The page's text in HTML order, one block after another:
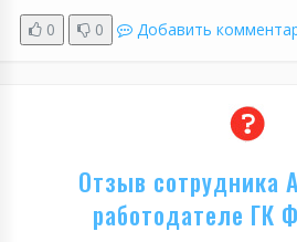
0 0 Добавить
Отзыв сотрудника
работодателе ГК